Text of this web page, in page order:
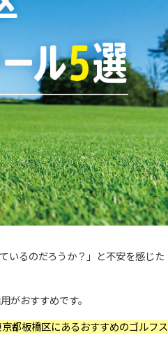
いるのだろうか？」と不安を感じた
がおすすめです。
都板橋区にあるおすすめのゴルフス